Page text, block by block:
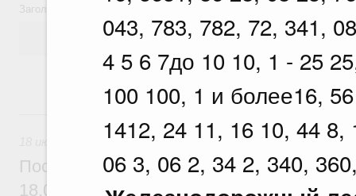
043, 783, 782, 72, 341,
4 5 6 7до 10 10, 1 - 25
100 100, 1 и более16,
1412, 24 11, 16 10, 44
06 3, 06 2, 34 2, 340,
Заголовок или текст документа
Постановление Правительства
18.07.2026 г. № 905